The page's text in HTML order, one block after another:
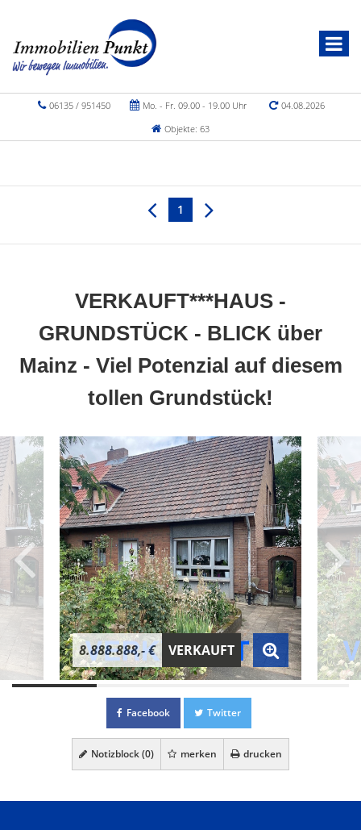
06135 / 951450 Mo. - Fr. 09.00 - 19.00 Uhr
04.08.2026
Objekte: 63
1
VERKAUFT***HAUS -
GRUNDSTÜCK - BLICK über
Mainz - Viel Potenzial auf diesem
tollen Grundstück!
8.888.888,- € VERKAUFT
Facebook Twitter
Notizblock (0) merken drucken